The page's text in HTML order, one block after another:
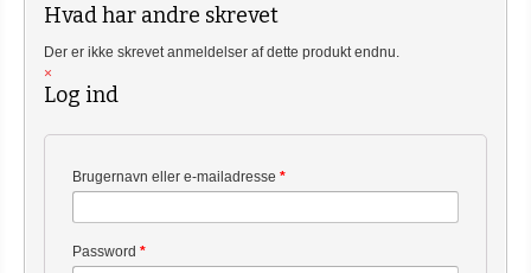
Hvad har andre skrevet
Der er ikke skrevet anmeldelser af dette produkt endnu.
×
Log ind
Brugernavn eller e-mailadresse *
Password *